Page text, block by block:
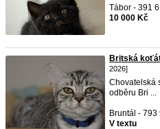
Tábor - 391
10 000 Kč
Britská
2026]
Chovatelská
odběru Bri ...
Bruntál - 793
V textu